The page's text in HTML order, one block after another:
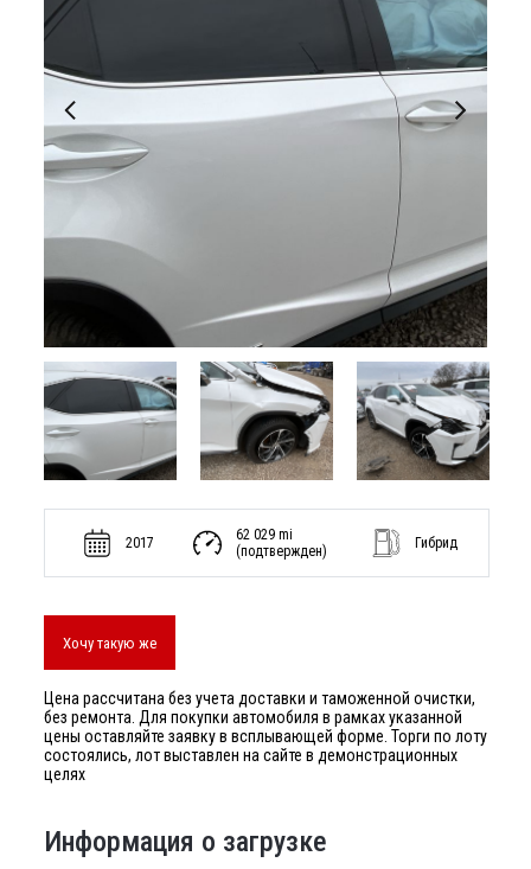
2017
62 029 mi
(подтвержден)
Гибрид
Хочу такую же
Цена рассчитана без учета доставки и таможенной очистки,
без ремонта. Для покупки автомобиля в рамках указанной
цены оставляйте заявку в всплывающей форме. Торги по лоту
состоялись, лот выставлен на сайте в демонстрационных
целях
Информация о загрузке